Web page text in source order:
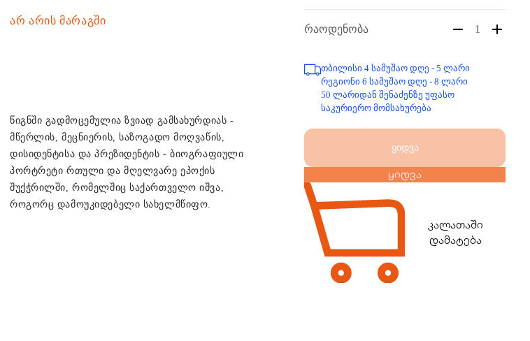
არ არის მარაგში
წიგნში გადმოცემულია ზვიად გამსახურდიას -
მწერლის, მეცნიერის, საზოგადო მოღვაწის,
დისიდენტისა და პრეზიდენტის - ბიოგრაფიული
პორტრეტი რთული და მღელვარე ეპოქის
შუქჭრილში, რომელშიც საქართველო იშვა,
როგორც დამოუკიდებელი სახელმწიფო.
რაოდენობა 1
თბილისი 4 სამუშაო დღე - 5 ლარი
რეგიონი 6 სამუშაო დღე - 8 ლარი
50 ლარიდან შენაძენზე უფასო
საკურიერო მომსახურება
ყიდვა
ყიდვა
კალათაში
დამატება